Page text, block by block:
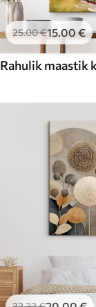
25.00€15.00 €
Rahulik maastik